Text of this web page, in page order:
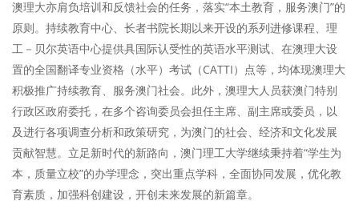
澳理大亦肩负培训和反馈社会的任务，落实“本土教育，服务澳门”的
原则。持续教育中心、长者书院长期以来开设的系列进修课程、理
工－贝尔英语中心提供具国际认受性的英语水平测试、在澳理大设
置的全国翻译专业资格（水平）考试（CATTI）点等，均体现澳理大
积极推广持续教育、服务澳门社会。此外，澳理大人员获澳门特别
行政区政府委托，在多个咨询委员会担任主席、副主席或委员，以
及进行各项调查分析和政策研究，为澳门的社会、经济和文化发展
贡献智慧。立足新时代的新路向，澳门理工大学继续秉持着“学生为
本，质量立校”的办学理念，突出重点学科，全面协同发展，优化教
育素质，加强科创建设，开创未来发展的新篇章。